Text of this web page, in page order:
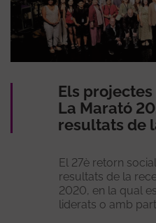
Els
La Marató
resultats de
El 27è retorn
resultats de la
2020, en la qual
liderats o amb